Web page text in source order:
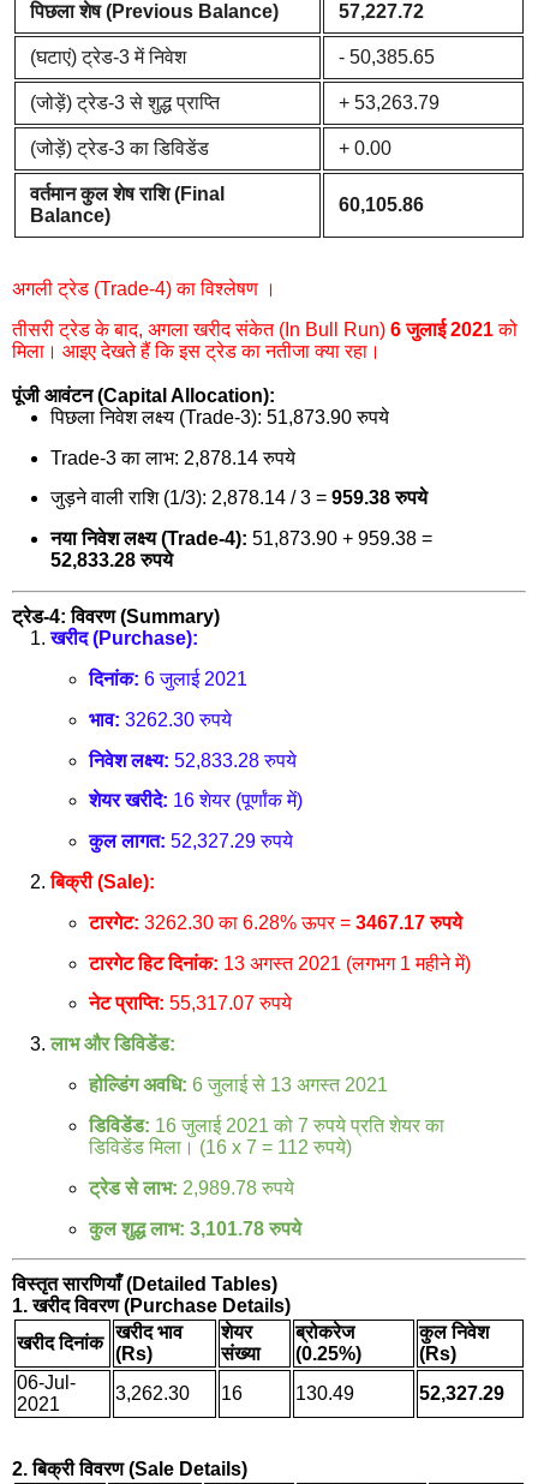
पिछला शेष (Previous Balance) 57,227.72
(घटाएं) ट्रेड-3 में निवेश - 50,385.65
(जोड़ें) ट्रेड-3 से शुद्ध प्राप्ति + 53,263.79
(जोड़ें) ट्रेड-3 का डिविडेंड + 0.00
वर्तमान कुल शेष राशि (Final
Balance)
60,105.86
अगली ट्रेड (Trade-4) का विश्लेषण ।
तीसरी ट्रेड के बाद, अगला खरीद संकेत (In Bull Run) 6 जुलाई 2021को
मिला। आइए देखते हैं कि इस ट्रेड का नतीजा क्या रहा।
पूंजी आवंटन (Capital Allocation):
पिछला निवेश लक्ष्य (Trade-3): 51,873.90 रुपये
Trade-3 का लाभ: 2,878.14 रुपये
जुड़ने वाली राशि (1/3): 2,878.14 / 3 = 959.38 रुपये
नया निवेश लक्ष्य (Trade-4): 51,873.90 + 959.38 =
52,833.28 रुपये
ट्रेड-4: विवरण (Summary)
खरीद (Purchase):
दिनांक: 6 जुलाई 2021
भाव: 3262.30 रुपये
निवेश लक्ष्य: 52,833.28 रुपये
शेयर खरीदे: 16 शेयर (पूर्णांक में)
कुल लागत: 52,327.29 रुपये
बिक्री (Sale):
टारगेट: 3262.30 का 6.28% ऊपर = 3467.17 रुपये
टारगेट हिट दिनांक: 13 अगस्त 2021 (लगभग 1 महीने में)
नेट प्राप्ति: 55,317.07 रुपये
लाभ और डिविडेंड:
होल्डिंग अवधि: 6 जुलाई से 13 अगस्त 2021
डिविडेंड: 16 जुलाई 2021 को 7 रुपये प्रति शेयर का
डिविडेंड मिला। (16 x 7 = 112 रुपये)
ट्रेड से लाभ: 2,989.78 रुपये
कुल शुद्ध लाभ: 3,101.78 रुपये
विस्तृत सारणियाँ (Detailed Tables)
1. खरीद विवरण (Purchase Details)
खरीद दिनांक
खरीद भाव
(Rs)
शेयर
संख्या
ब्रोकरेज
(0.25%)
कुल निवेश
(Rs)
06-Jul-
2021
3,262.30 16 130.49 52,327.29
2. बिक्री विवरण (Sale Details)